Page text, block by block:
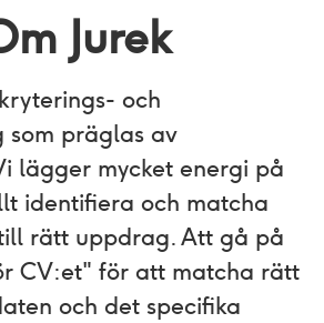
Jurek
och
som präglas av
lägger mycket energi på
identifiera och matcha
rätt uppdrag. Att gå på
CV:et"​ för att matcha rätt
och det specifika